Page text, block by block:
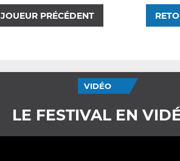
JOUEUR PRÉCÉDENT
VIDÉO
LE FESTIVAL EN